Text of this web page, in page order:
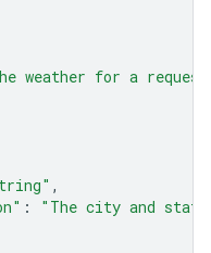
weather for a
,
:
"The city and